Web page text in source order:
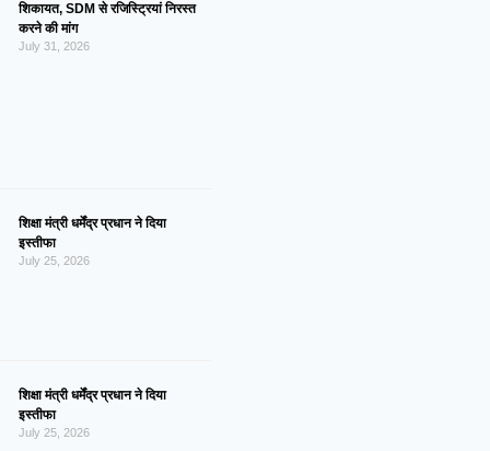
शिकायत, SDM से रजिस्ट्रियां निरस्त
करने की मांग
July 31, 2026
शिक्षा मंत्री धर्मेंद्र प्रधान ने दिया
इस्तीफा
July 25, 2026
शिक्षा मंत्री धर्मेंद्र प्रधान ने दिया
इस्तीफा
July 25, 2026